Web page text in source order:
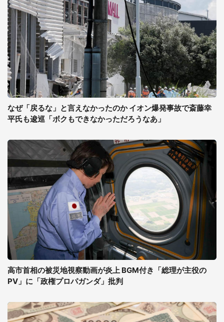
なぜ「戻るな」と言えなかったのか イオン爆発事故で斎藤幸
平氏も逡巡「ボクもできなかっただろうなあ」
高市首相の被災地視察動画が炎上 BGM付き「総理が主役の
PV」に「政権プロパガンダ」批判